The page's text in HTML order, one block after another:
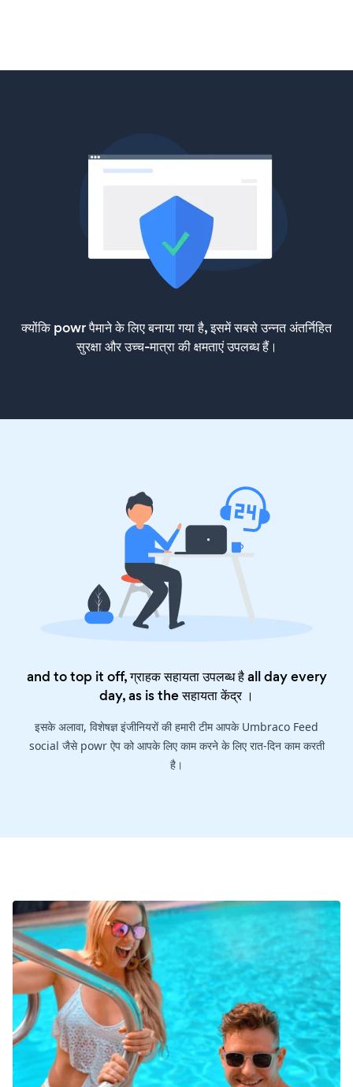
क्योंकि powr पैमाने के लिए बनाया गया है, इसमें सबसे उन्नत अंतर्निहित
सुरक्षा और उच्च-मात्रा की क्षमताएं उपलब्ध हैं।
and to top it off, ग्राहक सहायता उपलब्ध है all day every
day, as is theसहायता केंद्र।
इसके अलावा, विशेषज्ञ इंजीनियरों की हमारी टीम आपके Umbraco Feed
social जैसे powr ऐप को आपके लिए काम करने के लिए रात-दिन काम करती
है।